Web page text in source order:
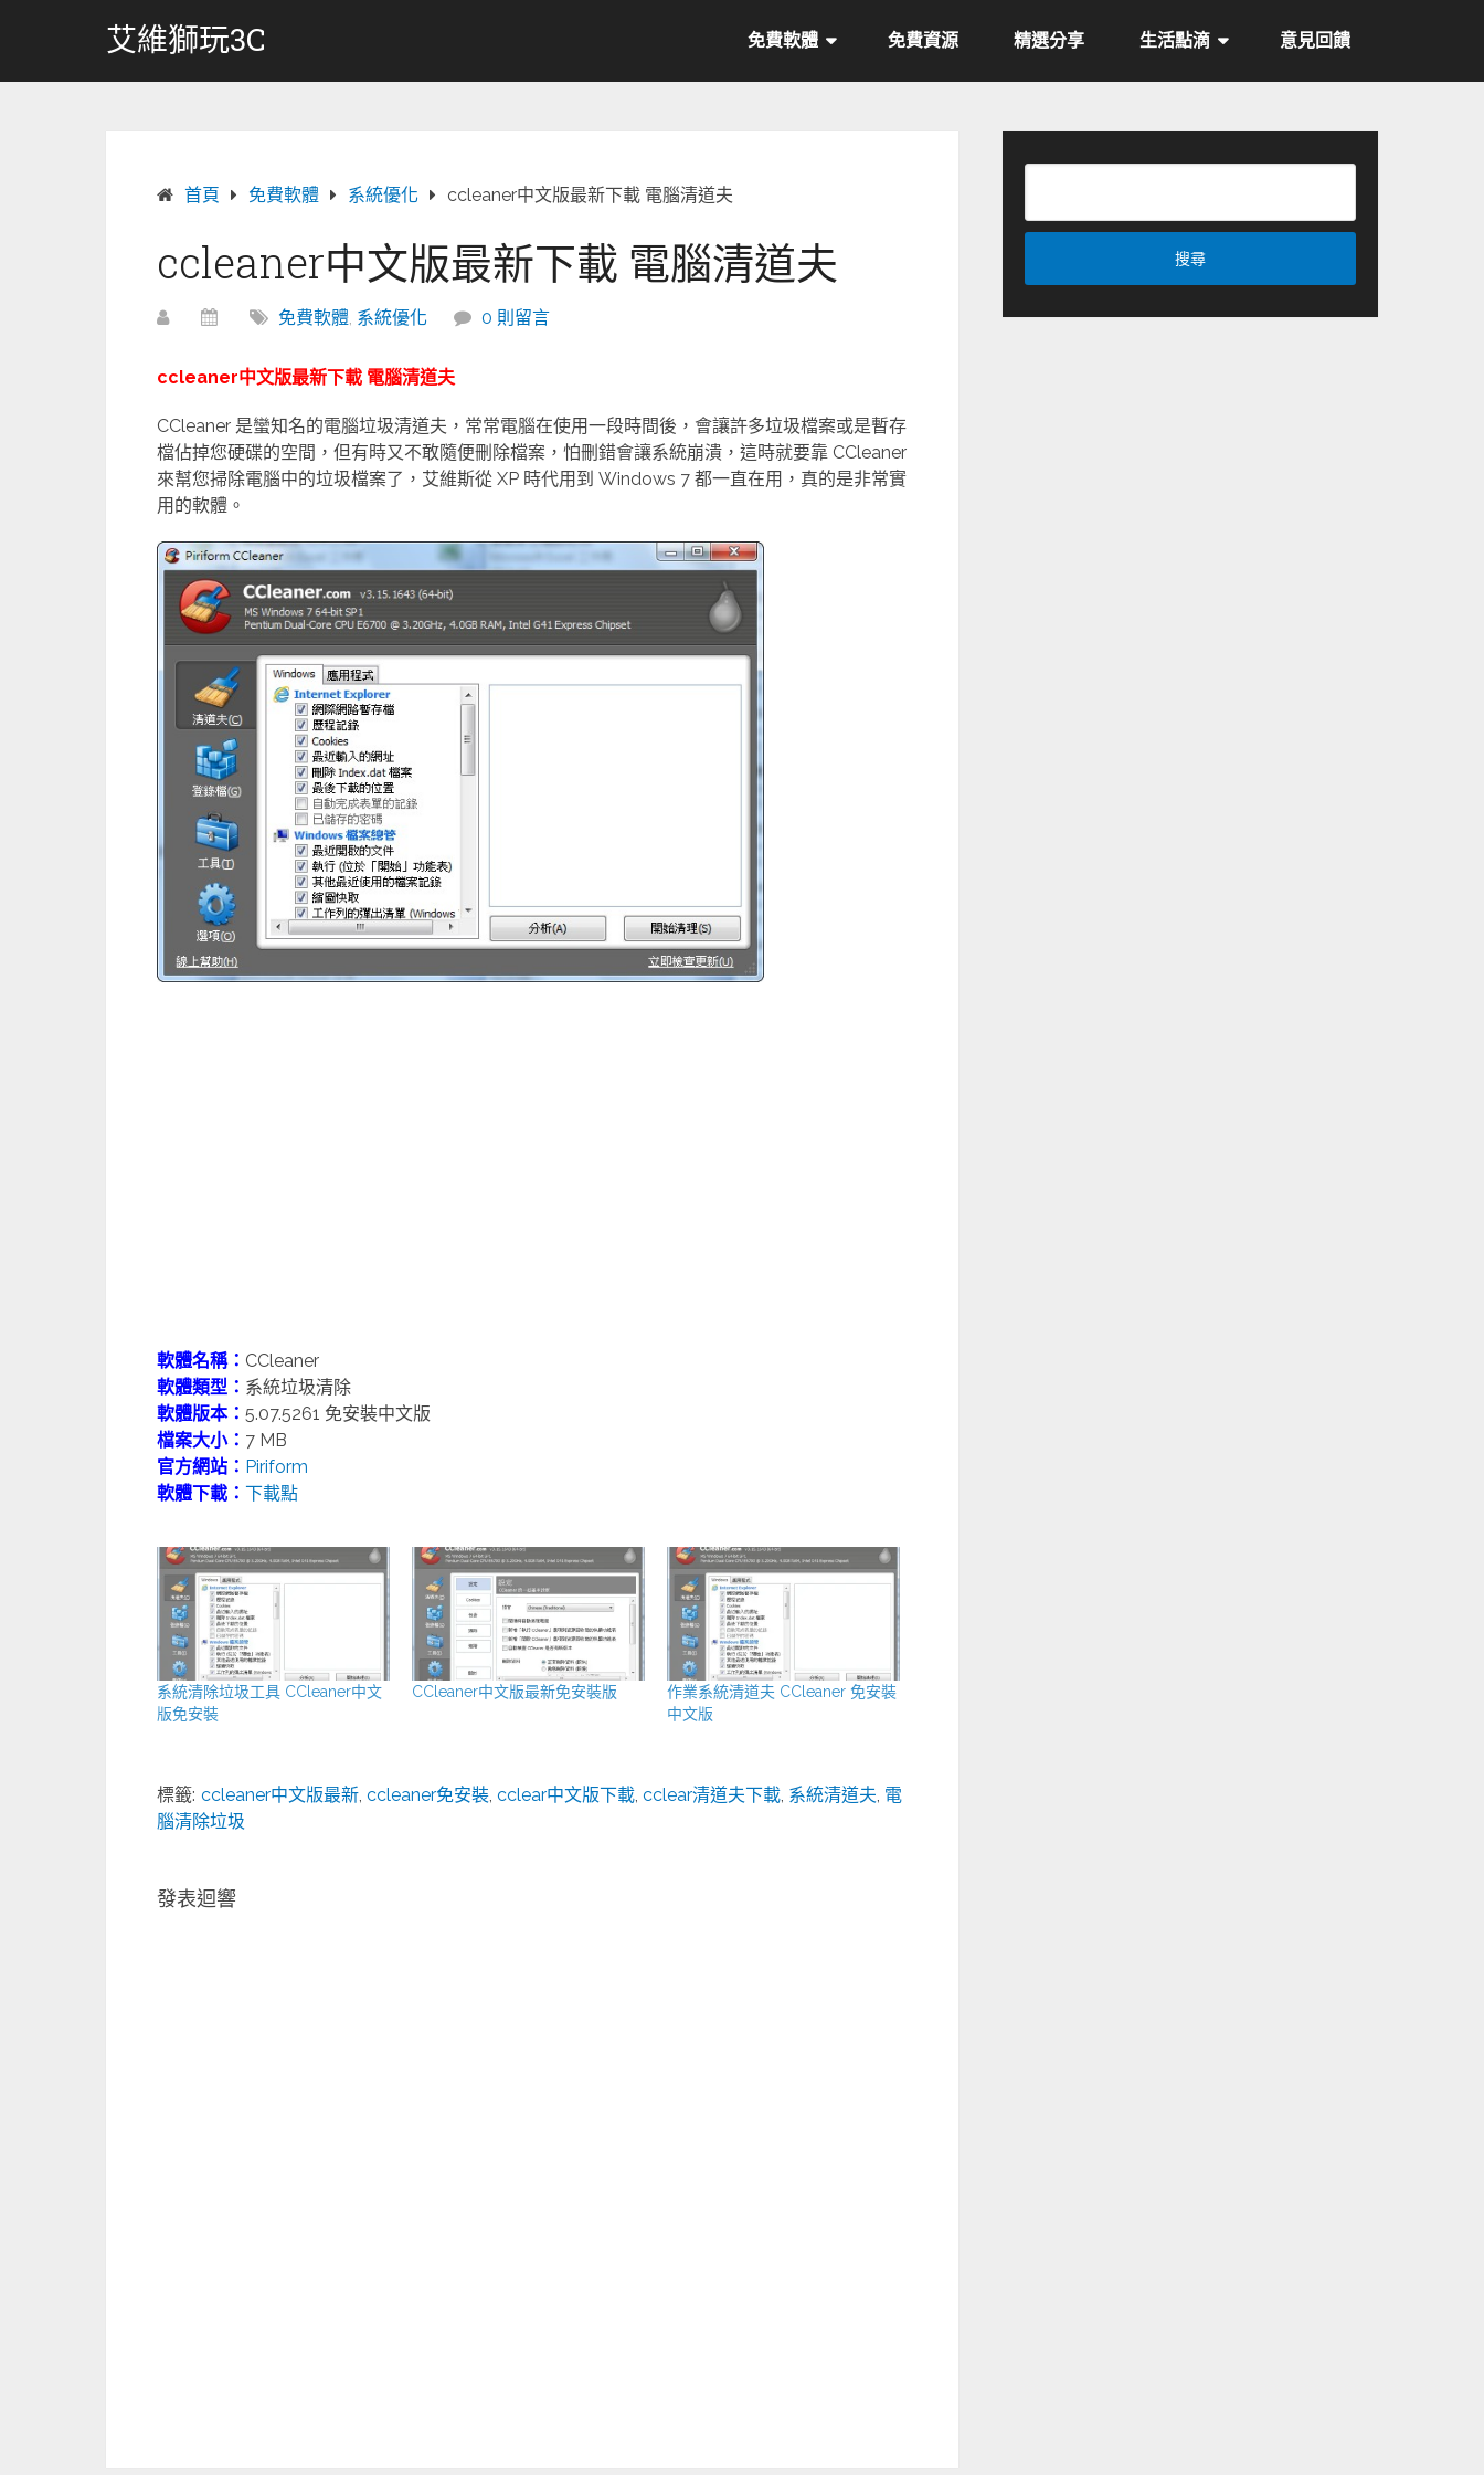
艾維獅玩3C 免費軟體 免費資源 精選分享 生活點滴 意見回饋
首頁 免費軟體 系統優化 ccleaner中文版最新下載 電腦清道夫
ccleaner中文版最新下載 電腦清道夫
免費軟體, 系統優化 0 則留言
ccleaner中文版最新下載 電腦清道夫
CCleaner 是蠻知名的電腦垃圾清道夫，常常電腦在使用一段時間後，會讓許多垃圾檔案或是暫存
檔佔掉您硬碟的空間，但有時又不敢隨便刪除檔案，怕刪錯會讓系統崩潰，這時就要靠 CCleaner
來幫您掃除電腦中的垃圾檔案了，艾維斯從 XP 時代用到 Windows 7 都一直在用，真的是非常實
用的軟體。
軟體名稱： CCleaner
軟體類型： 系統垃圾清除
軟體版本： 5.07.5261 免安裝中文版
檔案大小： 7 MB
官方網站： Piriform
軟體下載： 下載點
系統清除垃圾工具 CCleaner中文
版免安裝
CCleaner中文版最新免安裝版
作業系統清道夫 CCleaner 免安裝
中文版
標籤: ccleaner中文版最新 ccleaner免安裝 cclear中文版下載 cclear清道夫下載 系統清道夫 電
腦清除垃圾
發表迴響